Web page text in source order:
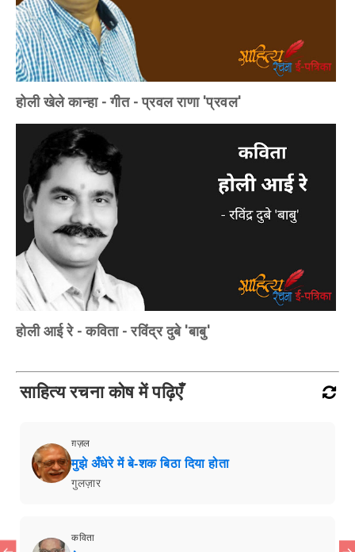
होली खेले कान्हा - गीत - प्रवल राणा 'प्रवल'
होली आई रे - कविता - रविंद्र दुबे 'बाबु'
साहित्य रचना कोष में पढ़िएँ
ग़ज़ल
मुझे अँधेरे में बे-शक बिठा दिया होता
गुलज़ार
कविता